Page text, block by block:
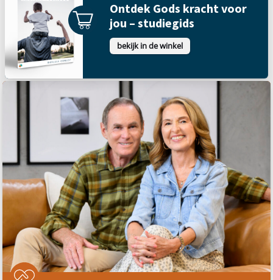
Ontdek Gods kracht voor
jou – studiegids
bekijk in de winkel